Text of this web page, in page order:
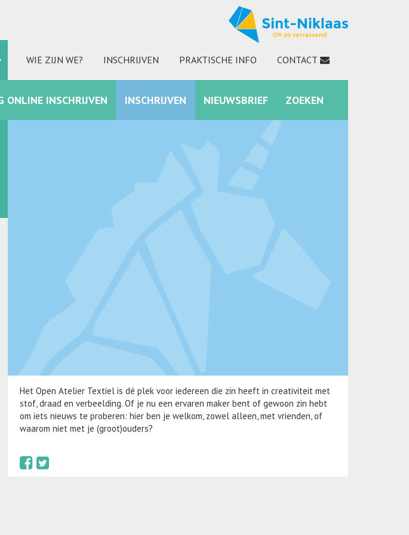
WIE ZIJN WE? INSCHRIJVEN PRAKTISCHE INFO CONTACT
FACEBOOK INSTAGRAM ZOEKEN
ONLINE INSCHRIJVEN INSCHRIJVEN NIEUWSBRIEF ZOEKEN
Het Open Atelier Textiel is dé plek voor iedereen die zin heeft in creativiteit met
stof, draad en verbeelding. Of je nu een ervaren maker bent of gewoon zin hebt
om iets nieuws te proberen: hier ben je welkom, zowel alleen, met vrienden, of
waarom niet met je (groot)ouders?